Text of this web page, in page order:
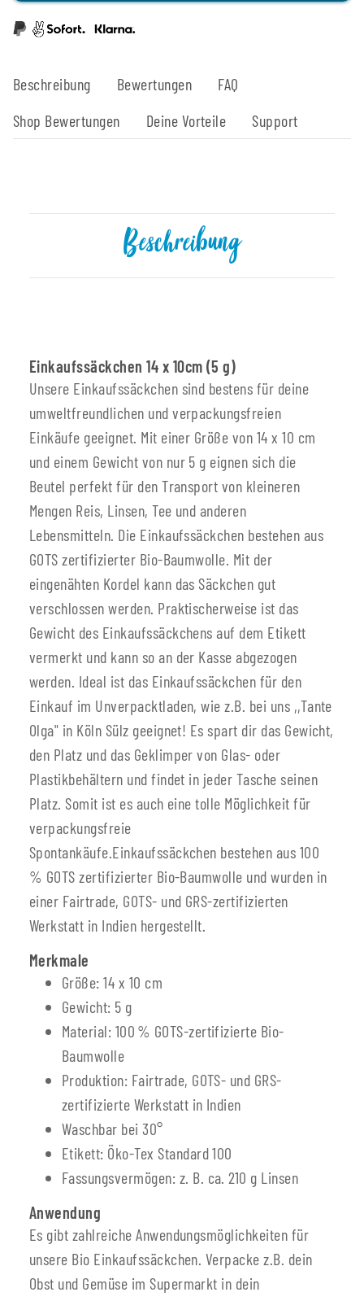
Beschreibung Bewertungen
FAQ
Shop Bewertungen
Deine Vorteile Support
Beschreibung
Einkaufssäckchen 14 x 10cm (5 g)
Unsere Einkaufssäckchen sind bestens für deine
umweltfreundlichen und verpackungsfreien
Einkäufe geeignet. Mit einer Größe von 14 x 10 cm
und einem Gewicht von nur 5 g eignen sich die
Beutel perfekt für den Transport von kleineren
Mengen Reis, Linsen, Tee und anderen
Lebensmitteln. Die Einkaufssäckchen bestehen aus
GOTS zertifizierter Bio-Baumwolle. Mit der
eingenähten Kordel kann das Säckchen gut
verschlossen werden. Praktischerweise ist das
Gewicht des Einkaufssäckchens auf dem Etikett
vermerkt und kann so an der Kasse abgezogen
werden. Ideal ist das Einkaufssäckchen für den
Einkauf im Unverpacktladen, wie z.B. bei uns ,,Tante
Olga" in Köln Sülz geeignet! Es spart dir das Gewicht,
den Platz und das Geklimper von Glas- oder
Plastikbehältern und findet in jeder Tasche seinen
Platz. Somit ist es auch eine tolle Möglichkeit für
verpackungsfreie
Spontankäufe.Einkaufssäckchen bestehen aus 100
% GOTS zertifizierter Bio-Baumwolle und wurden in
einer Fairtrade, GOTS- und GRS-zertifizierten
Werkstatt in Indien hergestellt.
Merkmale
Größe: 14 x 10 cm
Gewicht: 5 g
Material: 100 % GOTS-zertifizierte Bio-
Baumwolle
Produktion: Fairtrade, GOTS- und GRS-
zertifizierte Werkstatt in Indien
Waschbar bei 30°
Etikett: Öko-Tex Standard 100
Fassungsvermögen: z. B. ca. 210 g Linsen
Anwendung
Es gibt zahlreiche Anwendungsmöglichkeiten für
unsere Bio Einkaufssäckchen. Verpacke z.B. dein
Obst und Gemüse im Supermarkt in dein